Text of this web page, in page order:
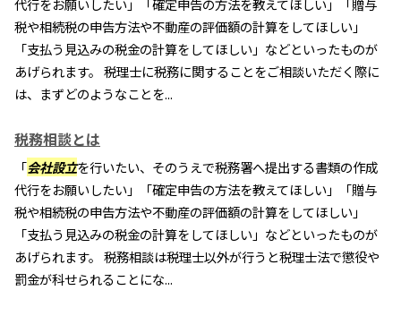
代行をお願いしたい」「確定申告の方法を教えてほしい」「贈与
税や相続税の申告方法や不動産の評価額の計算をしてほしい」
「支払う見込みの税金の計算をしてほしい」などといったものが
あげられます。 税理士に税務に関することをご相談いただく際に
は、まずどのようなことを...
税務相談とは
「会社設立を行いたい、そのうえで税務署へ提出する書類の作成
代行をお願いしたい」「確定申告の方法を教えてほしい」「贈与
税や相続税の申告方法や不動産の評価額の計算をしてほしい」
「支払う見込みの税金の計算をしてほしい」などといったものが
あげられます。 税務相談は税理士以外が行うと税理士法で懲役や
罰金が科せられることにな...